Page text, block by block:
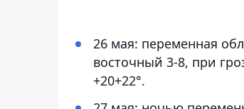
26 мая: переменная
восточный 3-8, при
+20+22°.